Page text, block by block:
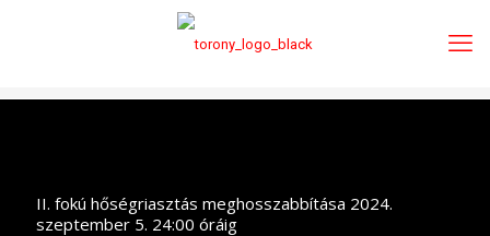
II. fokú hőségriasztás meghosszabbítása 2024.
szeptember 5. 24:00 óráig